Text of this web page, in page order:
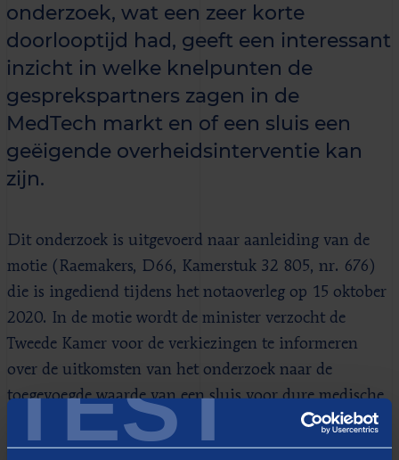
TEST
onderzoek, wat een zeer korte
doorlooptijd had, geeft een interessant
inzicht in welke knelpunten de
gesprekspartners zagen in de
MedTech markt en of een sluis een
geëigende overheidsinterventie kan
zijn.
Dit onderzoek is uitgevoerd naar aanleiding van de
motie (Raemakers, D66, Kamerstuk 32 805, nr. 676)
die is ingediend tijdens het notaoverleg op 15 oktober
2020. In de motie wordt de minister verzocht de
Tweede Kamer voor de verkiezingen te informeren
over de uitkomsten van het onderzoek naar de
toegevoegde waarde van een sluis voor dure medische
hulpmiddelen én medische technologie (hierna:
MedTech middelen). Daarop heeft het Ministerie van